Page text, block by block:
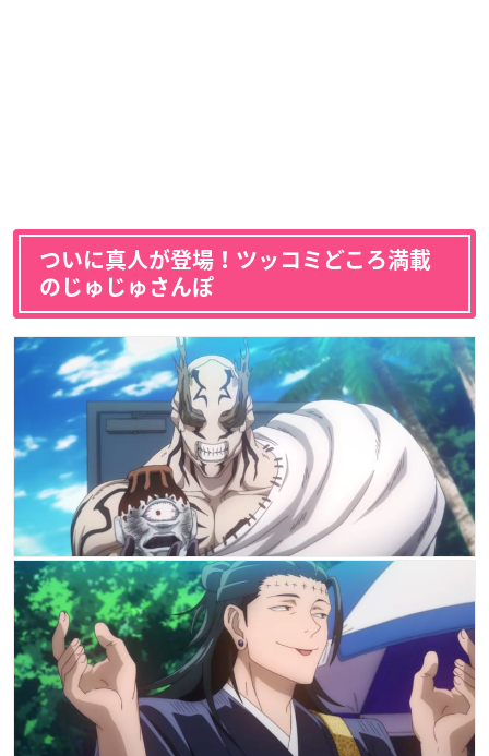
ついに真人が登場！ツッコミどころ満載
のじゅじゅさんぽ